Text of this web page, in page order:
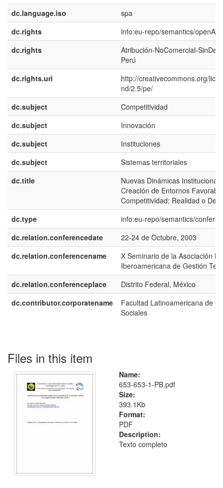
dc.language.iso
spa
dc.rights
info:eu-repo/semantics/
dc.rights
Atribución-NoComercial-
Perú
dc.rights.uri
http://creativecommons.org/
nd/2.5/pe/
dc.subject
Competitividad
dc.subject
Innovación
dc.subject
Instituciones
dc.subject
Sistemas territoriales
dc.title
Nuevas Dinámicas
Creación de Entornos
Competitividad: Realidad o
dc.type
info:eu-repo/semantics/
dc.relation.conferencedate
22-24 de Octubre, 2003
dc.relation.conferencename
X Seminario de la Asociación
Iberoamericana de Gestión
dc.relation.conferenceplace
Distrito Federal, México
dc.contributor.corporatename
Facultad Latinoamericana de
Sociales
Files in this item
Name:
653-653-1-PB.pdf
Size:
393.1Kb
Format:
PDF
Description:
Texto completo